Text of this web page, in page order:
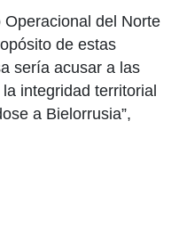
Operacional del Norte
de estas
sería acusar a las
integridad territorial
a Bielorrusia”,